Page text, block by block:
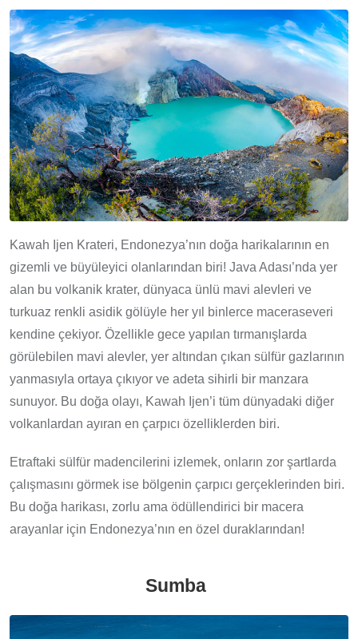
Kawah Ijen Krateri, Endonezya’nın doğa harikalarının en
gizemli ve büyüleyici olanlarından biri! Java Adası’nda yer
alan bu volkanik krater, dünyaca ünlü mavi alevleri ve
turkuaz renkli asidik gölüyle her yıl binlerce maceraseveri
kendine çekiyor. Özellikle gece yapılan tırmanışlarda
görülebilen mavi alevler, yer altından çıkan sülfür gazlarının
yanmasıyla ortaya çıkıyor ve adeta sihirli bir manzara
sunuyor. Bu doğa olayı, Kawah Ijen’i tüm dünyadaki diğer
volkanlardan ayıran en çarpıcı özelliklerden biri.
Etraftaki sülfür madencilerini izlemek, onların zor şartlarda
çalışmasını görmek ise bölgenin çarpıcı gerçeklerinden biri.
Bu doğa harikası, zorlu ama ödüllendirici bir macera
arayanlar için Endonezya’nın en özel duraklarından!
Sumba